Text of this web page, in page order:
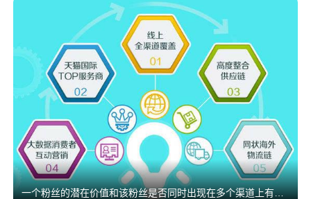
一个粉丝的潜在价值和该粉丝是否同时出现在多个渠道上有关。如果以个粉丝既在网上买你的东西，又来逛你的实体店，还关注你的社交媒体平台，这样的粉丝基本上就是你的铁杆粉，具有“全渠道价值”。